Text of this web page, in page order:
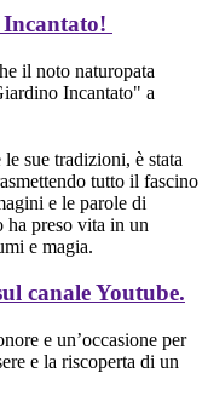
il noto naturopata
Incantato" a
sue tradizioni, è stata
tutto il fascino
e le parole di
preso vita in un
e magia.
canale Youtube.
e un’occasione per
e la riscoperta di un